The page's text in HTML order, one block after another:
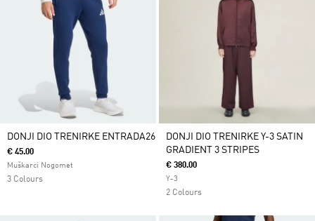
DONJI DIO TRENIRKE ENTRADA26
€ 45.00
Muškarci Nogomet
3 Colours
DONJI DIO TRENIRKE Y-3 SATIN
GRADIENT 3 STRIPES
€ 380.00
Y-3
2 Colours